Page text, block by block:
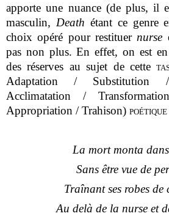
apporte une nuance (de plus, il
masculin, Death étant ce genre
choix opéré pour restituer nurse
pas non plus. En effet, on est
des réserves au sujet de cette
Adaptation / Substitution
Acclimatation /
Appropriation / Trahison)poétique
La mort monta
Sans être vue de
Traînant ses robes de
Au delà de la nurse et